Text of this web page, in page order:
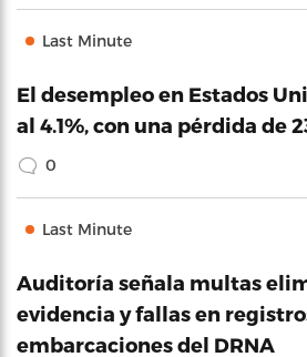
Last Minute
El desempleo en Estados
al 4.1%, con una pérdida de
0
Last Minute
Auditoría señala multas
evidencia y fallas en
embarcaciones del DRNA